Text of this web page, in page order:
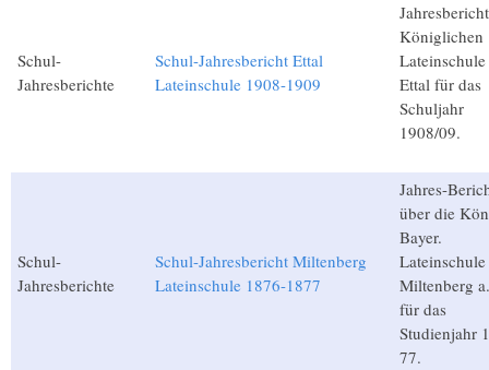
Schul-
Jahresberichte
Schul-Jahresbericht Ettal
Lateinschule 1908-1909
Königlichen
Ettal für das
Schuljahr
1908/09.
Schul-
Jahresberichte
Schul-Jahresbericht Miltenberg
Lateinschule 1876-1877
Jahres-
über die
Bayer.
Miltenberg
für das
Studienjahr
77.